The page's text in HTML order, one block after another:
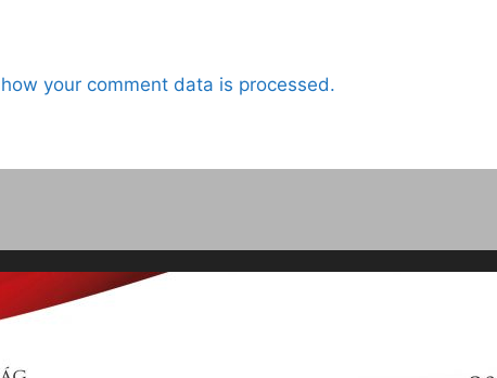
your comment data is processed.